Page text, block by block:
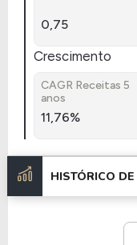
0,75
Crescimento
CAGR Receitas 5
anos
11,76%
HISTÓRICO